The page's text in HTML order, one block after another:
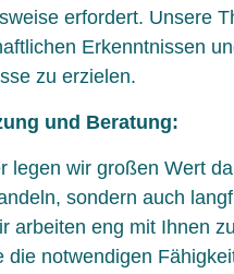
erfordert. Unsere
Erkenntnissen
zu erzielen.
und Beratung:
legen wir großen Wert
sondern auch
arbeiten eng mit Ihnen
notwendigen